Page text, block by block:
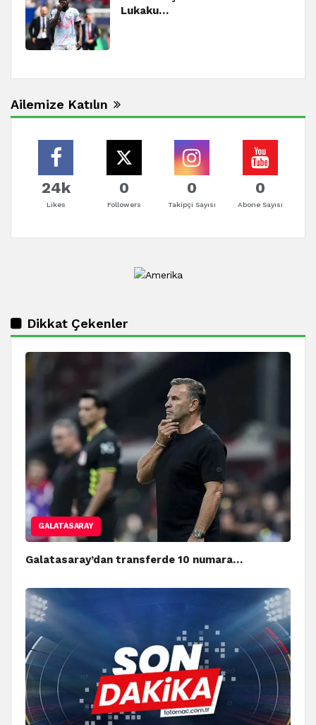
Lukaku…
Ailemize Katılın
24k
Likes
0
Followers
0
Takipçi Sayısı
0
Abone Sayısı
Dikkat Çekenler
GALATASARAY
Galatasaray’dan transferde 10 numara…